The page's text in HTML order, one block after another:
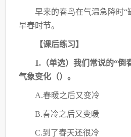
早来的春鸟在气温急降时“
早春时节。
【课后练习】
1.（单选）我们常说的“倒
气象变化（）。
A.春暖之后又变冷
B.春冷之后又变暖
C.到了春天还很冷